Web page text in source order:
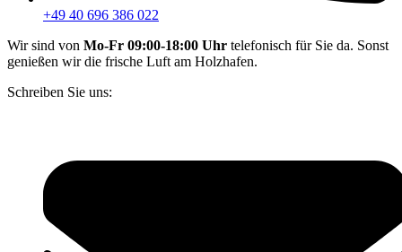
+49 40 696 386 022
Wir sind von Mo-Fr 09:00-18:00 Uhr telefonisch für Sie da. Sonst
genießen wir die frische Luft am Holzhafen.
Schreiben Sie uns: